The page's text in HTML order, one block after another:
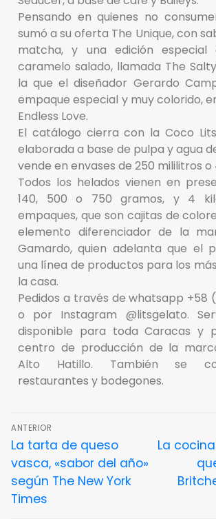
Pensando en quienes no
sumó a su oferta The Unique, con
matcha, y una edición
caramelo salado, llamada The
la que el diseñador Gerardo
empaque especial y muy colorido,
Endless Love.
El catálogo cierra con la Coco
elaborada a base de pulpa y agua
vende en envases de 250 mililitros o
Todos los helados vienen en
140, 500 o 750 gramos, y 4
empaques, que son cajitas de
elemento diferenciador de la
Gamardo, quien adelanta que el
una línea de productos para los
la casa.
Pedidos a través de whatsapp +58
o por Instagram @litsgelato.
disponible para toda Caracas y
centro de producción de la
Alto Hatillo. También se
restaurantes y bodegones.
ANTERIOR
La tarta de queso
vasca, «sabor del año»
según The New York
Times
La